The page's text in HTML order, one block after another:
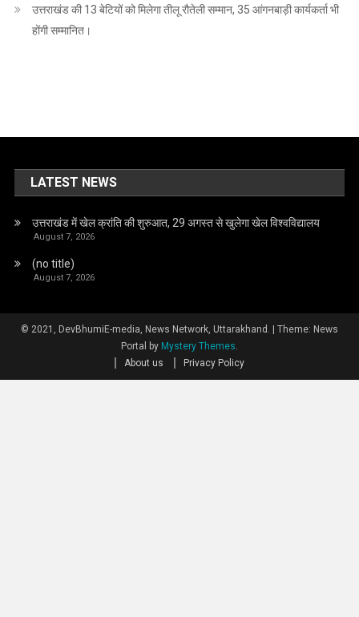
उत्तराखंड की 13 बेटियों को मिलेगा तीलू रौतेली सम्मान, 35 आंगनबाड़ी कार्यकर्ता भी
होंगी सम्मानित।
LATEST NEWS
उत्तराखंड में खेल क्रांति की शुरुआत, 29 अगस्त से खुलेगा खेल विश्वविद्यालय
August 7, 2026
(no title)
August 7, 2026
© 2021, DevBhumiE-media, News Network, Uttarakhand.
Theme: News
Portal by Mystery Themes.
About us
Privacy Policy